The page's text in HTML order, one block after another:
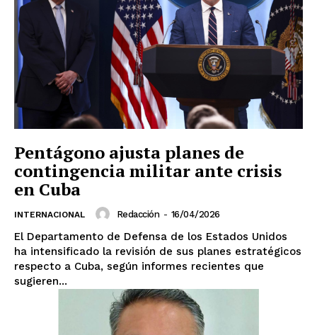
El Suplemento
Pentágono ajusta planes de
contingencia militar ante crisis
en Cuba
INTERNACIONAL Redacción - 16/04/2026
El Departamento de Defensa de los Estados Unidos
ha intensificado la revisión de sus planes estratégicos
respecto a Cuba, según informes recientes que
sugieren...